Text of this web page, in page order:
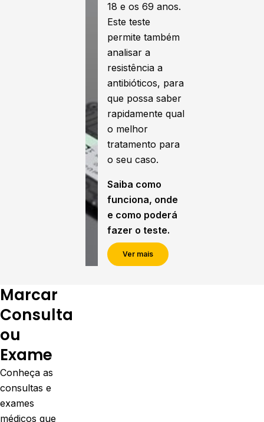
18 e os 69 anos.
Este teste
permite também
analisar a
resistência a
antibióticos, para
que possa saber
rapidamente qual
o melhor
tratamento para
o seu caso.
Saiba como
funciona, onde
e como poderá
fazer o teste.
Ver mais
Marcar
Consulta
ou
Exame
Conheça as
consultas e
exames
médicos que